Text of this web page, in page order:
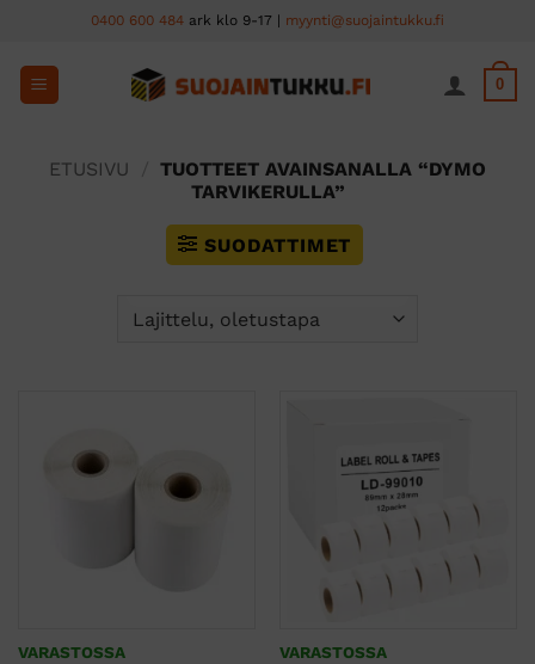
content
0400 600 484 ark klo 9-17 | myynti@suojaintukku.fi
0
ETUSIVU
TUOTTEET AVAINSANALLA “DYMO
TARVIKERULLA”
SUODATTIMET
VARASTOSSA VARASTOSSA